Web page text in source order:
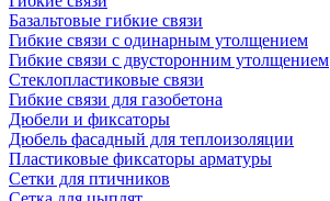
Базальтовые гибкие связи
Гибкие связи с одинарным утолщением
Гибкие связи с двусторонним утолщением
Стеклопластиковые связи
Гибкие связи для газобетона
Дюбели и фиксаторы
Дюбель фасадный для теплоизоляции
Пластиковые фиксаторы арматуры
Сетки для птичников